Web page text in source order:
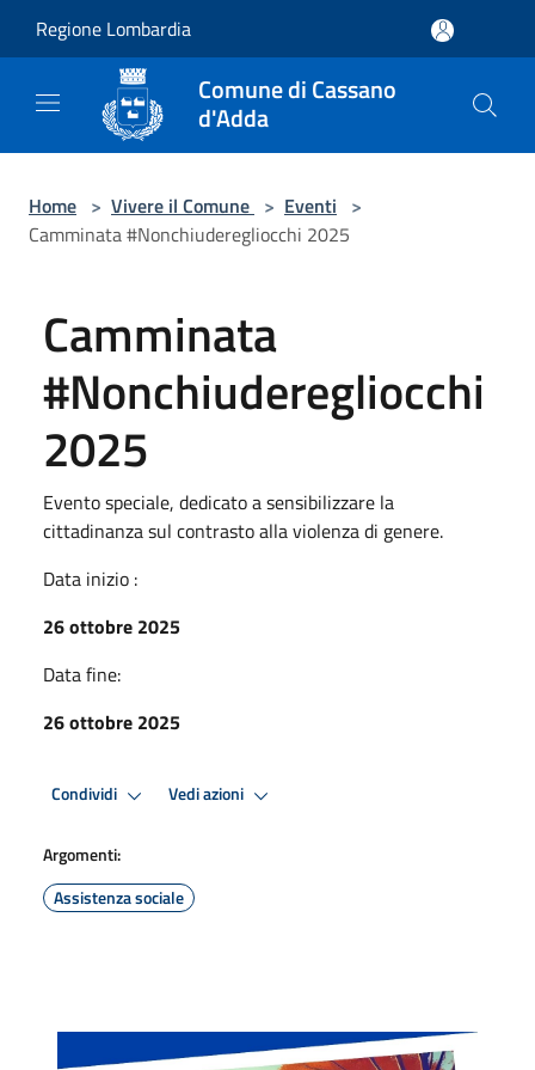
Regione Lombardia
Comune di Cassano
d'Adda
Home > Vivere il Comune > Eventi >
Camminata #Nonchiuderegliocchi 2025
Camminata
#Nonchiuderegliocchi
2025
Evento speciale, dedicato a sensibilizzare la
cittadinanza sul contrasto alla violenza di genere.
Data inizio :
26 ottobre 2025
Data fine:
26 ottobre 2025
Condividi Vedi azioni
Argomenti:
Assistenza sociale